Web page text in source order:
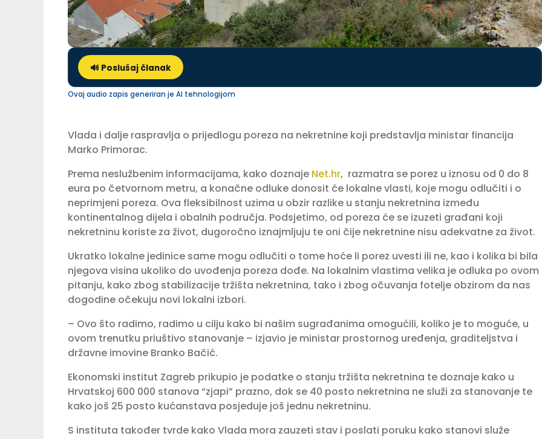
🔊 Poslušaj članak
Ovaj audio zapis generiran je AI tehnologijom
Vlada i dalje raspravlja o prijedlogu poreza na nekretnine koji predstavlja ministar financija
Marko Primorac.
Prema neslužbenim informacijama, kako doznaje Net.hr, razmatra se porez u iznosu od 0 do 8
eura po četvornom metru, a konačne odluke donosit će lokalne vlasti, koje mogu odlučiti i o
neprimjeni poreza. Ova fleksibilnost uzima u obzir razlike u stanju nekretnina između
kontinentalnog dijela i obalnih područja. Podsjetimo, od poreza će se izuzeti građani koji
nekretninu koriste za život, dugoročno iznajmljuju te oni čije nekretnine nisu adekvatne za život.
Ukratko lokalne jedinice same mogu odlučiti o tome hoće li porez uvesti ili ne, kao i kolika bi bila
njegova visina ukoliko do uvođenja poreza dođe. Na lokalnim vlastima velika je odluka po ovom
pitanju, kako zbog stabilizacije tržišta nekretnina, tako i zbog očuvanja fotelje obzirom da nas
dogodine očekuju novi lokalni izbori.
– Ovo što radimo, radimo u cilju kako bi našim sugrađanima omogućili, koliko je to moguće, u
ovom trenutku priuštivo stanovanje – izjavio je ministar prostornog uređenja, graditeljstva i
državne imovine Branko Bačić.
Ekonomski institut Zagreb prikupio je podatke o stanju tržišta nekretnina te doznaje kako u
Hrvatskoj 600 000 stanova “zjapi” prazno, dok se 40 posto nekretnina ne služi za stanovanje te
kako još 25 posto kućanstava posjeduje još jednu nekretninu.
S instituta također tvrde kako Vlada mora zauzeti stav i poslati poruku kako stanovi služe